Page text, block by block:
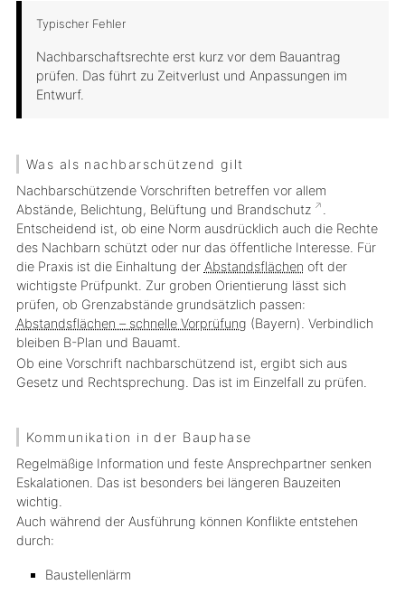
Typischer Fehler
Nachbarschaftsrechte erst kurz vor dem Bauantrag
prüfen. Das führt zu Zeitverlust und Anpassungen im
Entwurf.
Was als nachbarschützend gilt
Nachbarschützende Vorschriften betreffen vor allem
Abstände, Belichtung, Belüftung und Brandschutz
Entscheidend ist, ob eine Norm ausdrücklich auch die Rechte
des Nachbarn schützt oder nur das öffentliche Interesse. Für
die Praxis ist die Einhaltung der Abstandsflächen oft der
wichtigste Prüfpunkt. Zur groben Orientierung lässt sich
prüfen, ob Grenzabstände grundsätzlich passen:
Abstandsflächen – schnelle Vorprüfung (Bayern). Verbindlich
bleiben B-Plan und Bauamt.
Ob eine Vorschrift nachbarschützend ist, ergibt sich aus
Gesetz und Rechtsprechung. Das ist im Einzelfall zu prüfen.
Kommunikation in der Bauphase
Regelmäßige Information und feste Ansprechpartner senken
Eskalationen. Das ist besonders bei längeren Bauzeiten
wichtig.
Auch während der Ausführung können Konflikte entstehen
durch:
Baustellenlärm